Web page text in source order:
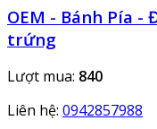
OEM - Bánh Pía
trứng
Lượt mua: 840
Liên hệ: 0942857988